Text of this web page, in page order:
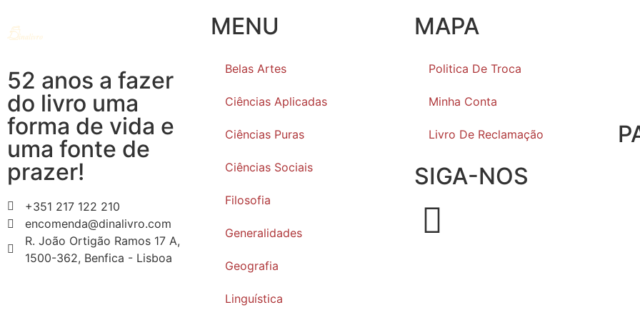
52 anos a fazer
do livro uma
forma de vida e
uma fonte de
prazer!
+351 217 122 210
encomenda@dinalivro.com
R. João Ortigão Ramos 17 A,
1500-362, Benfica - Lisboa
MENU
Belas Artes
Ciências Aplicadas
Ciências Puras
Ciências Sociais
Filosofia
Generalidades
Geografia
Linguística
MAPA
Politica De Troca
Minha Conta
Livro De Reclamação
SIGA-NOS